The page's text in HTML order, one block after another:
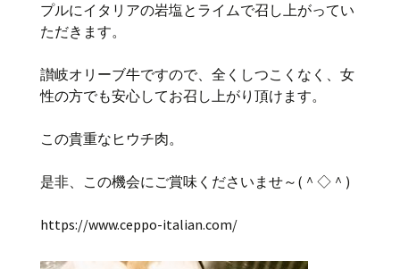
プルにイタリアの岩塩とライムで召し上がってい
ただきます。
讃岐オリーブ牛ですので、全くしつこくなく、女
性の方でも安心してお召し上がり頂けます。
この貴重なヒウチ肉。
是非、この機会にご賞味くださいませ～(＾◇＾)
https://www.ceppo-italian.com/